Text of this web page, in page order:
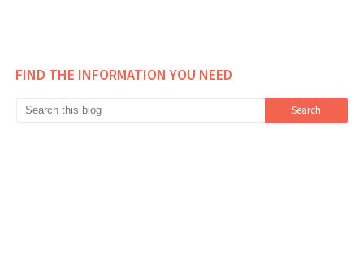
FIND THE INFORMATION YOU NEED